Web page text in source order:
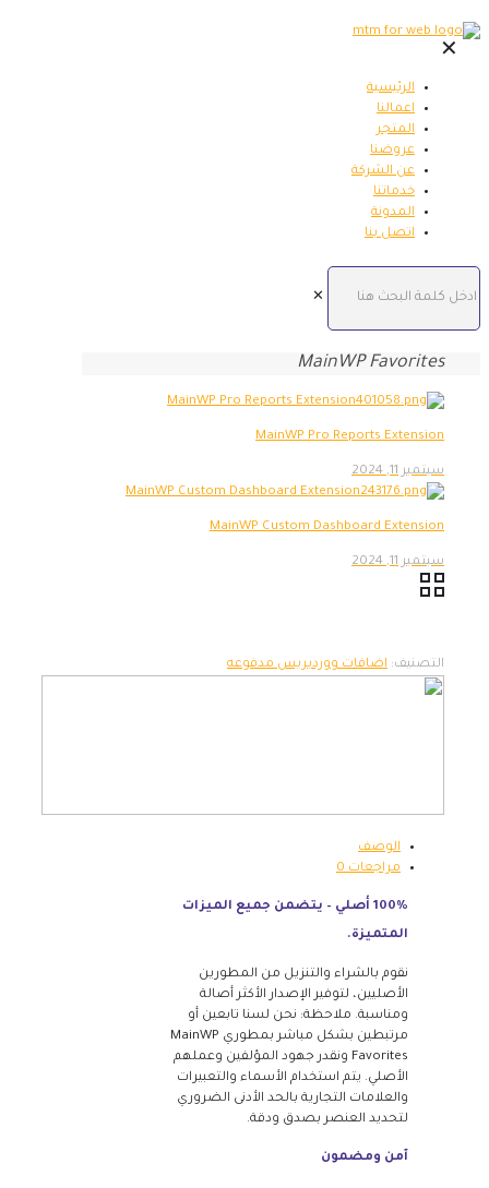
✕
الرئيسية
اعمالنا
المتجر
عروضنا
عن الشركة
خدماتنا
المدونة
اتصل بنا
✕
MainWP Favorites
MainWP Pro Reports Extension
سبتمبر 11, 2024
MainWP Custom Dashboard Extension
سبتمبر 11, 2024
التصنيف: اضافات ووردبريس مدفوعه
الوصف
مراجعات0
100% أصلي – يتضمن جميع الميزات
المتميزة.
نقوم بالشراء والتنزيل من المطورين
الأصليين، لتوفير الإصدار الأكثر أصالة
ومناسبة. ملاحظة: نحن لسنا تابعين أو
مرتبطين بشكل مباشر بمطوري MainWP
Favorites ونقدر جهود المؤلفين وعملهم
الأصلي. يتم استخدام الأسماء والتعبيرات
والعلامات التجارية بالحد الأدنى الضروري
لتحديد العنصر بصدق ودقة.
آمن ومضمون